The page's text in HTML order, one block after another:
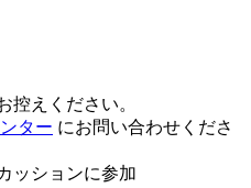
えください。
ター にお問い合わせくださ
ッションに参加